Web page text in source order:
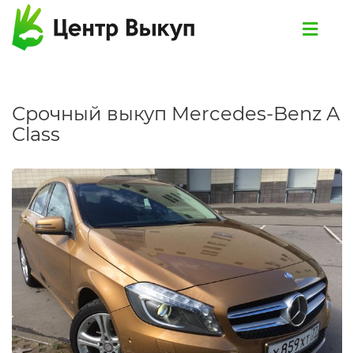
Срочный выкуп Mercedes-Benz A
Class